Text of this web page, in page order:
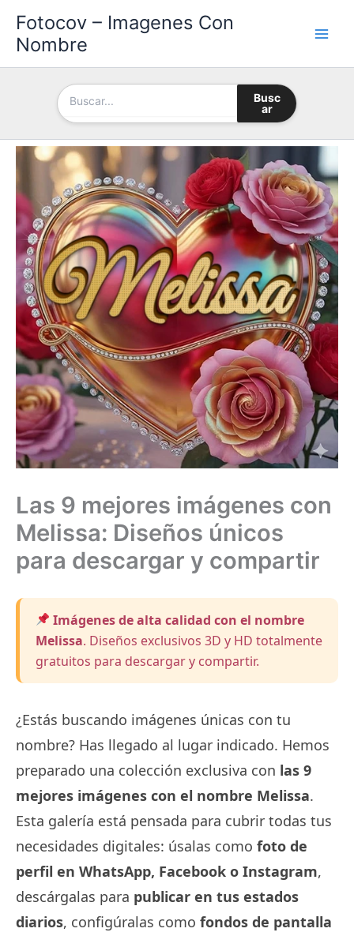
contenido
Fotocov – Imagenes Con
Nombre
Busc
ar
Las 9 mejores imágenes con
Melissa: Diseños únicos
para descargar y compartir
Imágenes de alta calidad con el nombre
Melissa. Diseños exclusivos 3D y HD totalmente
gratuitos para descargar y compartir.
¿Estás buscando imágenes únicas con tu
nombre? Has llegado al lugar indicado. Hemos
preparado una colección exclusiva con las 9
mejores imágenes con el nombre Melissa.
Esta galería está pensada para cubrir todas tus
necesidades digitales: úsalas como foto de
perfil en WhatsApp, Facebook o Instagram,
descárgalas para publicar en tus estados
diarios, configúralas como fondos de pantalla